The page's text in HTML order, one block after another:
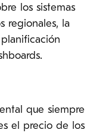
los sistemas
regionales, la
que siempre
el precio de los